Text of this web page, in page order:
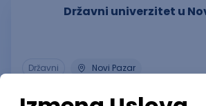
Državni univerzitet u
Državni Novi Pazar